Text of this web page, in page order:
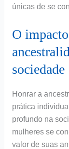
únicas de se
O
sociedade
Honrar a
prática
profundo na
mulheres se
valor de suas